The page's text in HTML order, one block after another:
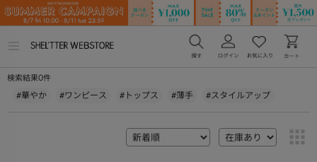
ー
を
検索結果0件
#華やか #ワンピース #トップス #薄手 #スタイルアップ